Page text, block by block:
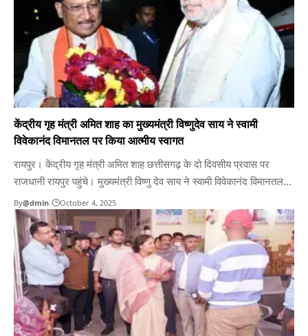
केंद्रीय गृह मंत्री अमित शाह का मुख्यमंत्री विष्णुदेव साय ने स्वामी
विवेकानंद विमानतल पर किया आत्मीय स्वागत
रायपुर। केंद्रीय गृह मंत्री अमित शाह छत्तीसगढ़ के दो दिवसीय प्रवास पर
राजधानी रायपुर पहुंचे। मुख्यमंत्री विष्णु देव साय ने स्वामी विवेकानंद विमानतल
पर पुष्पगुच्छ भेंट कर उनका आत्मीय स्वागत किया। विमानतल पर केंद्रीय राज्य
मंत्री तोखन साहू, विधानसभा अध्यक्ष डॉ. रमन सिंह, उप मुख्यमंत्री विजय शर्मा,
उप मुख्यमंत्री अरुण…
By@dmin October 4, 2025